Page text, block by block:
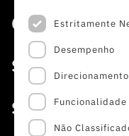
Prémios
Notas de Imprensa
Subscrever Newsletter
Subscrever Direct Mail
Agenda
Publicações
Concursos
Concursos Abertos
Concursos Previstos
Concursos Fechados
Calendarização FCT
Serviços
Serviços digitais:
Arquivo,
Sobre
Estritamente
Desempenho
Direcionamento
Funcionalidade
Não